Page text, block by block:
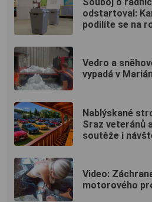
odstartoval:
podílíte se na
Vedro a
vypadá v
Nablýskané
Sraz veteránů
soutěže i
Video:
motorového